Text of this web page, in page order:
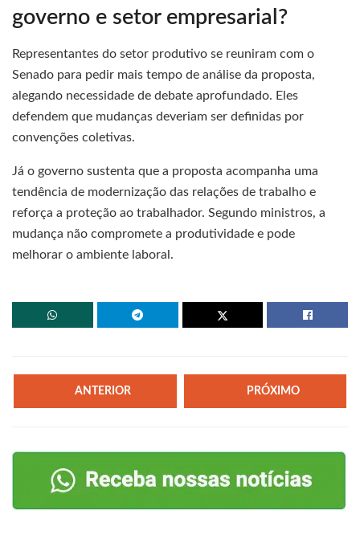
governo e setor empresarial?
Representantes do setor produtivo se reuniram com o
Senado para pedir mais tempo de análise da proposta,
alegando necessidade de debate aprofundado. Eles
defendem que mudanças deveriam ser definidas por
convenções coletivas.
Já o governo sustenta que a proposta acompanha uma
tendência de modernização das relações de trabalho e
reforça a proteção ao trabalhador. Segundo ministros, a
mudança não compromete a produtividade e pode
melhorar o ambiente laboral.
ANTERIOR PRÓXIMO